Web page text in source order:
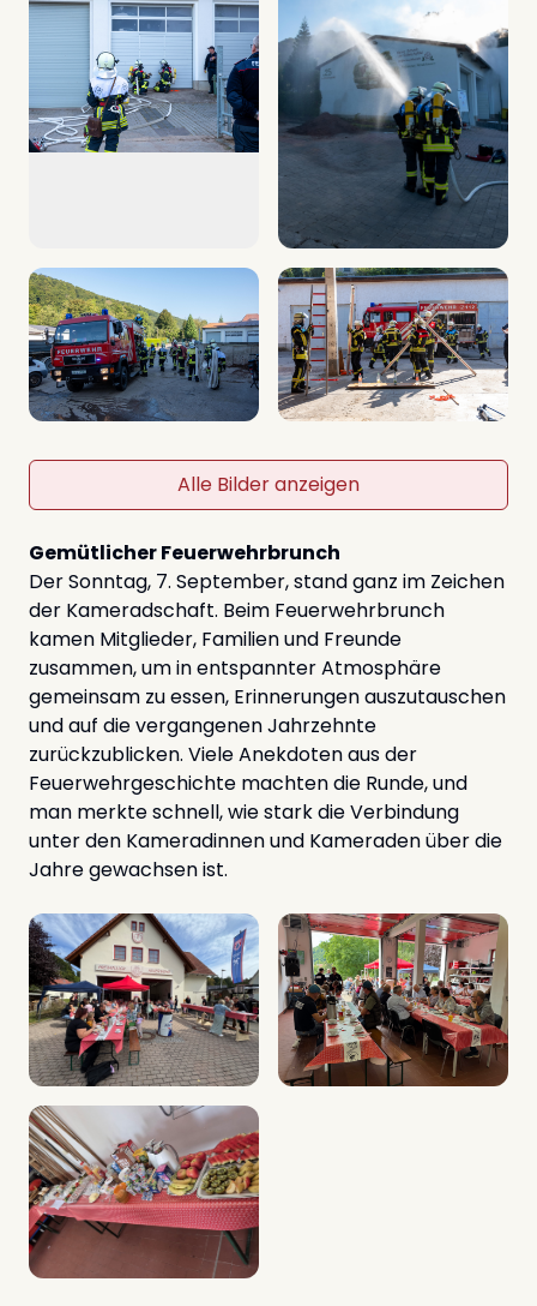
Alle Bilder anzeigen
Gemütlicher Feuerwehrbrunch
Der Sonntag, 7. September, stand ganz im Zeichen
der Kameradschaft. Beim Feuerwehrbrunch
kamen Mitglieder, Familien und Freunde
zusammen, um in entspannter Atmosphäre
gemeinsam zu essen, Erinnerungen auszutauschen
und auf die vergangenen Jahrzehnte
zurückzublicken. Viele Anekdoten aus der
Feuerwehrgeschichte machten die Runde, und
man merkte schnell, wie stark die Verbindung
unter den Kameradinnen und Kameraden über die
Jahre gewachsen ist.